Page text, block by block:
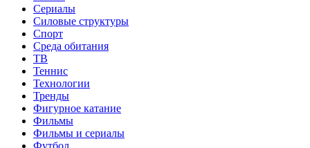
Сериалы
Силовые структуры
Спорт
Среда обитания
ТВ
Теннис
Технологии
Тренды
Фигурное катание
Фильмы
Фильмы и сериалы